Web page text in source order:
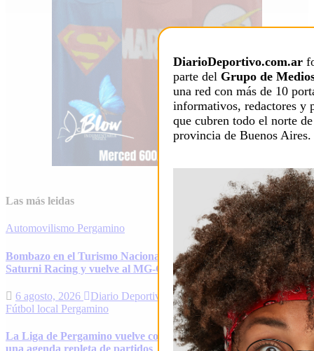
DiarioDeportivo.com.ar
parte del Grupo de
una red con más de 10
informativos, redactores y
que cubren todo el norte
provincia de Buenos Aires.
Las más leidas
Automovilismo Pergamino
Bombazo en el Turismo Nacional: Alfonso Domenech deja
Saturni Racing y vuelve al MG-C Pergamino
6 agosto, 2026
Diario Deportivo
Fútbol local Pergamino
La Liga de Pergamino vuelve con todo: el fin de semana tendrá